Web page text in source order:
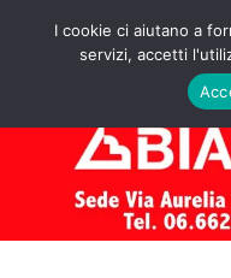
Assistenza
Caldaie
Biasi
Roma
Preventivo!
I cookie ci aiutano a
servizi, accetti